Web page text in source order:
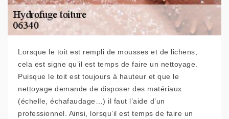
Lorsque le toit est rempli de mousses et de lichens,
cela est signe qu’il est temps de faire un nettoyage.
Puisque le toit est toujours à hauteur et que le
nettoyage demande de disposer des matériaux
(échelle, échafaudage…) il faut l’aide d’un
professionnel. Ainsi, lorsqu’il est temps de faire un